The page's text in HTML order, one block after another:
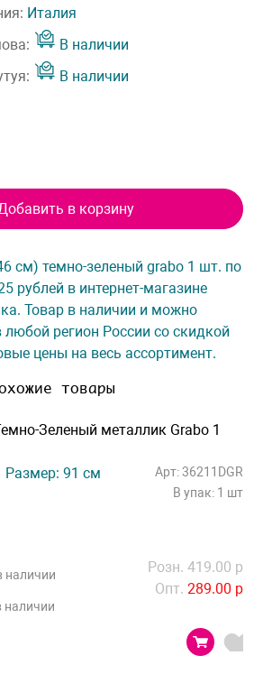
Италия
В наличии
В наличии
в корзину
см) темно-зеленый grabo 1 шт. по
рублей в интернет-магазине
Товар в наличии и можно
любой регион России со скидкой
цены на весь ассортимент.
товары
Зеленый металлик Grabo 1
Размер: 91 см
Арт: 36211DGR
В упак: 1 шт
наличии
наличии
Розн. 419.00 р
Опт. 289.00 р